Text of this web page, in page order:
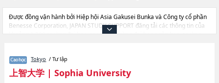
Được đồng vận hành bởi Hiệp hội Asia Gakusei Bunka và Công ty cổ phần
Benesse Corporation, JAPAN STUDY SUPPORT đăng tải các thông tin của
khoảng 1.300 trường đại học, cao học, trường đại học ngắn hạn, trường
thiết dành cho du học sinh, như là về các
TheologyhoặcHumanitieshoặcLawhoặcEconomicshoặcLanguages and
LinguisticshoặcScience and TechnologyhoặcHuman ScienceshoặcGlobal
Tokyo / Tư lập
上智大学| Sophia University